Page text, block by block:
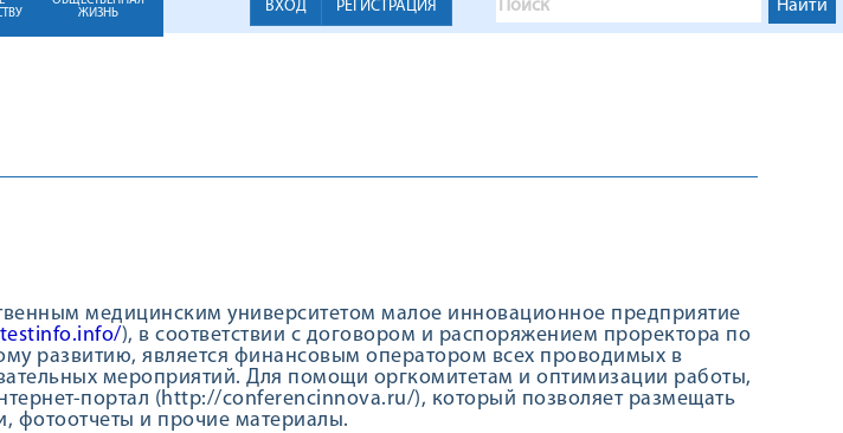
ВХОД РЕГИСТРАЦИЯ
ЖИЗНЬ
медицинским университетом малое инновационное предприятие
), в соответствии с договором и распоряжением проректора по
развитию, является финансовым оператором всех проводимых в
мероприятий. Для помощи оргкомитетам и оптимизации работы,
портал (http://conferencinnova.ru/), который позволяет размещать
фотоотчеты и прочие материалы.